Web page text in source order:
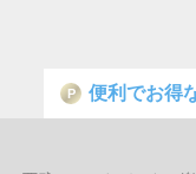
P 便利でお得